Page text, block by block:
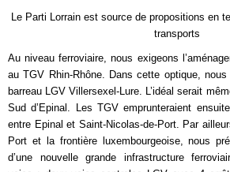
Le Parti Lorrain est source de propositions en
transports
Au niveau ferroviaire, nous exigeons
au TGV Rhin-Rhône. Dans cette optique,
barreau LGV Villersexel-Lure. L’idéal serait
Sud d’Epinal. Les TGV emprunteraient
entre Epinal et Saint-Nicolas-de-Port. Par
Port et la frontière luxembourgeoise, nous
d’une nouvelle grande infrastructure